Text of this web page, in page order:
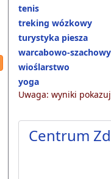
tenis
treking wózkowy
turystyka piesza
warcabowo-szachowy
wioślarstwo
yoga
Uwaga: wyniki
Centrum